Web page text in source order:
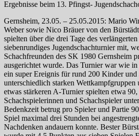
Ergebnisse beim 13. Pfingst-
Gernsheim, 23.05. – 25.05.2015: Mario
Weber sowie Nico Bräuer von den
spielten über die drei Tage des
siebenrundiges Jugendschachturnier mit,
Schachfreunden des SK 1980 Gernsheim
ausgerichtet wurde. Das Turnier war wie in
ein super Ereignis für rund 200 Kinder
unterschiedlich starken
etwas stärkeren A-Turnier spielten etwa
Schachspielerinnen und Schachspieler
Bedenkzeit betrug pro Spieler und Partie
Spiel maximal drei Stunden bei
Nachdenken andauern konnte. Bester